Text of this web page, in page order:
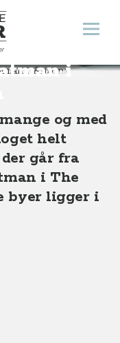
Åbn
66 fra
i
og med
helt
går fra
i The
byer ligger i